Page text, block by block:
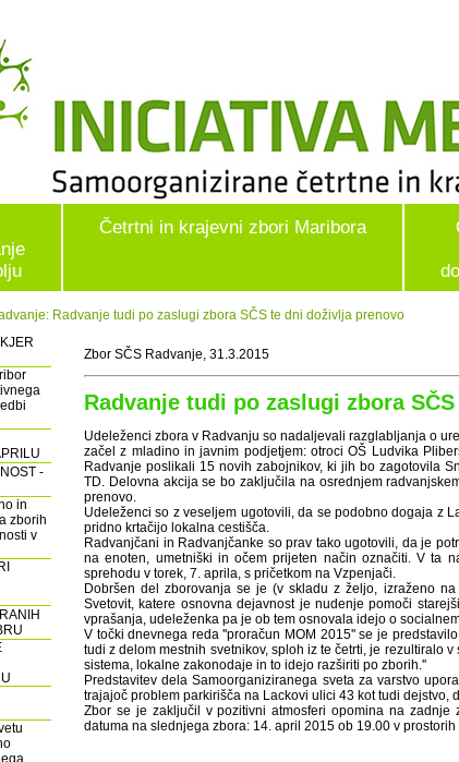
Četrtni in krajevni zbori Maribora
Radvanje tudi po zaslugi zbora SČS te dni doživlja prenovo
-
in
zborih
v
Zbor SČS Radvanje, 31.3.2015
Radvanje tudi po zaslugi zbora
Udeleženci zbora v Radvanju so nadaljevali razglabljanja o
začel z mladino in javnim podjetjem: otroci OŠ Ludvika
Radvanje poslikali 15 novih zabojnikov, ki jih bo zagotovila
TD. Delovna akcija se bo zaključila na osrednjem
prenovo.
Udeleženci so z veseljem ugotovili, da se podobno dogaja z
pridno krtačijo lokalna cestišča.
Radvanjčani in Radvanjčanke so prav tako ugotovili, da je
na enoten, umetniški in očem prijeten način označiti. V ta
sprehodu v torek, 7. aprila, s pričetkom na Vzpenjači.
Dobršen del zborovanja se je (v skladu z željo, izraženo
Svetovit, katere osnovna dejavnost je nudenje pomoči
vprašanja, udeleženka pa je ob tem osnovala idejo o
V točki dnevnega reda ''proračun MOM 2015'' se je
tudi z delom mestnih svetnikov, sploh iz te četrti, je rezultiralo
sistema, lokalne zakonodaje in to idejo razširiti po zborih.''
Predstavitev dela Samoorganiziranega sveta za varstvo
trajajoč problem parkirišča na Lackovi ulici 43 kot tudi dejstvo,
Zbor se je zaključil v pozitivni atmosferi opomina na
datuma na slednjega zbora: 14. april 2015 ob 19.00 v